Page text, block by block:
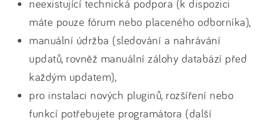
neexistující technická podpora (k dispozici
máte pouze fórum nebo placeného odborníka),
manuální údržba (sledování a nahrávání
updatů, rovněž manuální zálohy databází před
každým updatem),
pro instalaci nových pluginů, rozšíření nebo
funkcí potřebujete programátora (další